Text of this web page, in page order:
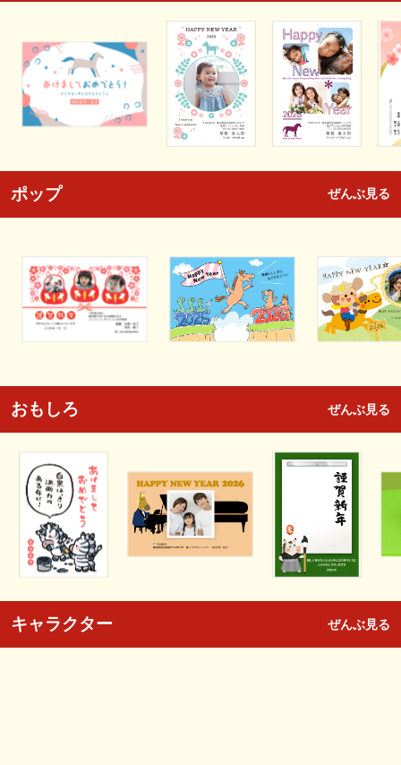
ポップ ぜんぶ見る
おもしろ ぜんぶ見る
キャラクター ぜんぶ見る